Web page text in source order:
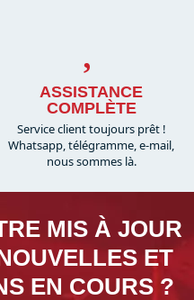
ASSISTANCE
COMPLÈTE
Service client toujours prêt !
Whatsapp, télégramme, e-mail,
nous sommes là.​
MIS À JOUR
ET
EN COURS ?